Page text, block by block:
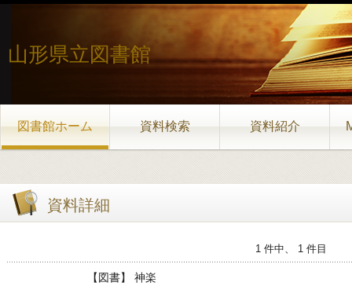
山形県立図書館
図書館ホーム 資料検索 資料紹介
資料詳細
1 件中、 1 件目
【図書】 神楽